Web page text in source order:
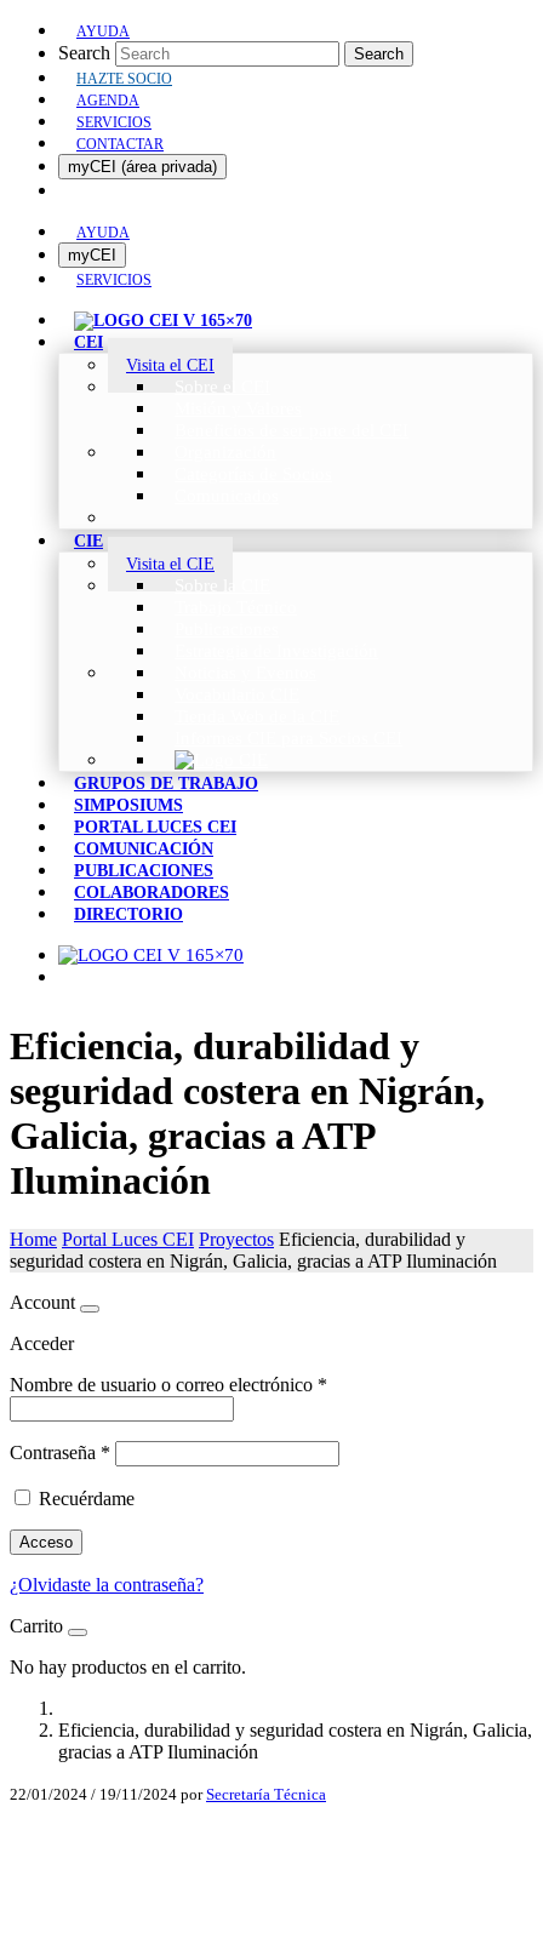
AYUDA
Search Search
HAZTE SOCIO
AGENDA
SERVICIOS
CONTACTAR
myCEI (área privada)
AYUDA
myCEI
SERVICIOS
CEI
Visita el CEI
CIE
Visita el CIE
GRUPOS DE TRABAJO
SIMPOSIUMS
PORTAL LUCES CEI
COMUNICACIÓN
PUBLICACIONES
COLABORADORES
DIRECTORIO
Eficiencia, durabilidad y
seguridad costera en Nigrán,
Galicia, gracias a ATP
Iluminación
Home Portal Luces CEI Proyectos Eficiencia, durabilidad y
seguridad costera en Nigrán, Galicia, gracias a ATP Iluminación
Account
Acceder
Nombre de usuario o correo electrónico *
Contraseña *
Recuérdame
Acceso
¿Olvidaste la contraseña?
Carrito
No hay productos en el carrito.
Eficiencia, durabilidad y seguridad costera en Nigrán, Galicia,
gracias a ATP Iluminación
22/01/2024 / 19/11/2024 porSecretaría Técnica